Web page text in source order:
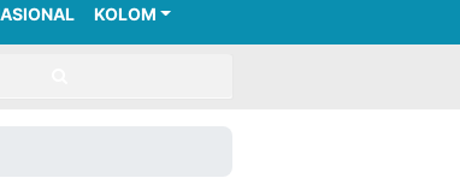
KOLOM